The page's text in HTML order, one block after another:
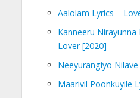
Aalolam Lyrics –
Kanneeru
Lover [2020]
Neeyurangiyo
Maarivil Poonkuyile